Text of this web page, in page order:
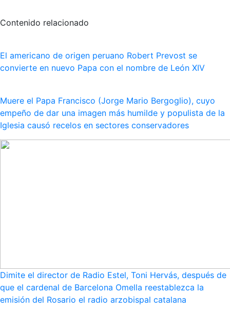
Contenido relacionado
El americano de origen peruano Robert Prevost se
convierte en nuevo Papa con el nombre de León XIV
Muere el Papa Francisco (Jorge Mario Bergoglio), cuyo
empeño de dar una imagen más humilde y populista de la
Iglesia causó recelos en sectores conservadores
Dimite el director de Radio Estel, Toni Hervás, después de
que el cardenal de Barcelona Omella reestablezca la
emisión del Rosario el radio arzobispal catalana